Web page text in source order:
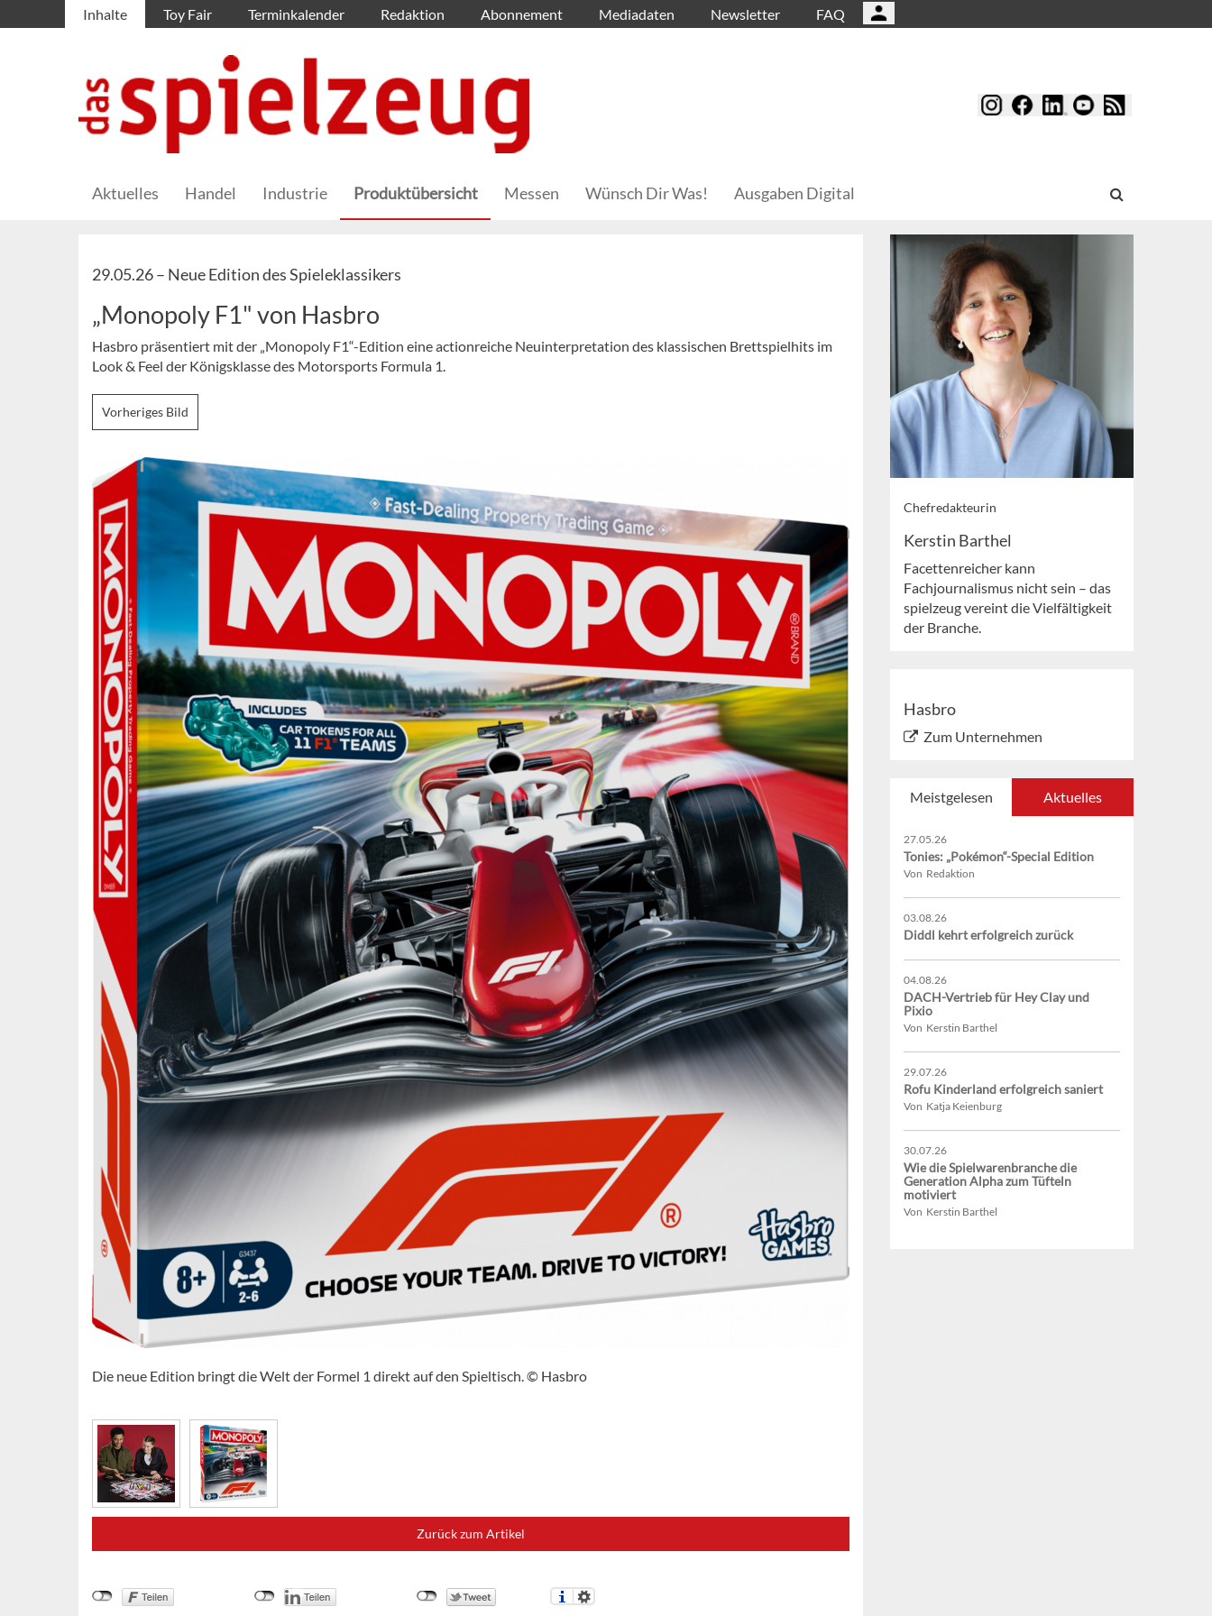
Inhalte Toy Fair Terminkalender Redaktion Abonnement Mediadaten Newsletter FAQ
Aktuelles Handel Industrie Produktübersicht Messen Wünsch Dir Was! Ausgaben Digital
29.05.26 – Neue Edition des Spieleklassikers
„Monopoly F1" von Hasbro
Hasbro präsentiert mit der „Monopoly F1“-Edition eine actionreiche Neuinterpretation des klassischen Brettspielhits im
Look & Feel der Königsklasse des Motorsports Formula 1.
Vorheriges Bild
Die neue Edition bringt die Welt der Formel 1 direkt auf den Spieltisch. © Hasbro
Zurück zum Artikel
Chefredakteurin
Kerstin Barthel
Facettenreicher kann
Fachjournalismus nicht sein – das
spielzeug vereint die Vielfältigkeit
der Branche.
Hasbro
Zum Unternehmen
Meistgelesen Aktuelles
27.05.26
Tonies: „Pokémon“-Special Edition
Von Redaktion
03.08.26
Diddl kehrt erfolgreich zurück
04.08.26
DACH-Vertrieb für Hey Clay und
Pixio
Von Kerstin Barthel
29.07.26
Rofu Kinderland erfolgreich saniert
Von Katja Keienburg
30.07.26
Wie die Spielwarenbranche die
Generation Alpha zum Tüfteln
motiviert
Von Kerstin Barthel